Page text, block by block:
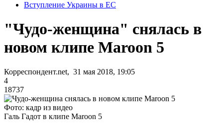
Вступление Украины в ЕС
"Чудо-женщина" снялась в
новом клипе Maroon 5
Корреспондент.net, 31 мая 2018, 19:05
4
18737
Фото: кадр из видео
Галь Гадот в клипе Maroon 5